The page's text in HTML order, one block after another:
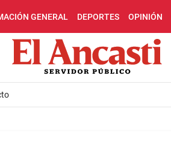
GENERAL DEPORTES OPINIÓN